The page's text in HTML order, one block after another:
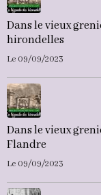
Dans le vieux
hirondelles
Le 09/09/2023
Dans le vieux
Flandre
Le 09/09/2023